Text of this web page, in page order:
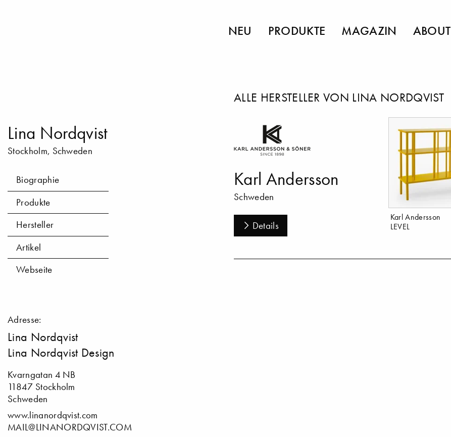
NEU PRODUKTE MAGAZIN ABOUT
Lina Nordqvist
Stockholm, Schweden
Biographie
Produkte
Hersteller
Artikel
Webseite
Adresse:
Lina Nordqvist
Lina Nordqvist Design
Kvarngatan 4 NB
11847 Stockholm
Schweden
www.linanordqvist.com
MAIL@LINANORDQVIST.COM
ALLE HERSTELLER VON LINA NORDQVIST
Karl Andersson
Schweden
Details
Karl Andersson
LEVEL